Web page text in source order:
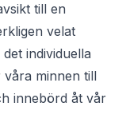
till en
velat
individuella
våra minnen till
innebörd åt vår